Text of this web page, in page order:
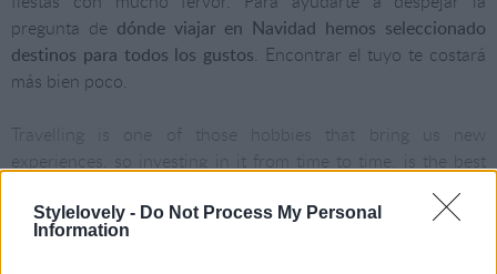
Stylelovely - Do Not Process My Personal
Information
pregunta de dónde viajar en Navidad hemos seleccionado
destinos para todos los gustos. Encontrar el tuyo te costará
más bien poco.
Travelling is one of those hobbies that bring us new
experiences, so investing in it from time to time, is the best
thing you can do for yourself. There’s no doubt that traveling
in summer it´s incredible, but there’s also so much wonder
on going away for a few days in Christmas.